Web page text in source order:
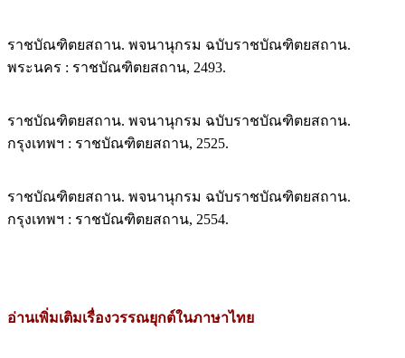
ราชบัณฑิตยสถาน. พจนานุกรม ฉบับราชบัณฑิตยสถาน.
พระนคร : ราชบัณฑิตยสถาน, 2493.
ราชบัณฑิตยสถาน. พจนานุกรม ฉบับราชบัณฑิตยสถาน.
กรุงเทพฯ : ราชบัณฑิตยสถาน, 2525.
ราชบัณฑิตยสถาน. พจนานุกรม ฉบับราชบัณฑิตยสถาน.
กรุงเทพฯ : ราชบัณฑิตยสถาน, 2554.
อ่านเพิ่มเติมเรื่องวรรณยุกต์ในภาษาไทย